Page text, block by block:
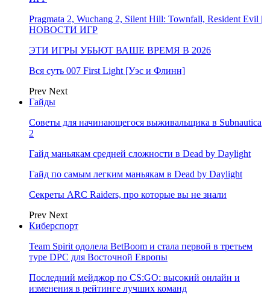
Pragmata 2, Wuchang 2, Silent Hill: Townfall, Resident Evil |
НОВОСТИ ИГР
ЭТИ ИГРЫ УБЬЮТ ВАШЕ ВРЕМЯ В 2026
Вся суть 007 First Light [Уэс и Флинн]
Prev Next
Гайды
Советы для начинающегося выживальщика в Subnautica
2
Гайд маньякам средней сложности в Dead by Daylight
Гайд по самым легким маньякам в Dead by Daylight
Секреты ARC Raiders, про которые вы не знали
Prev Next
Киберспорт
Team Spirit одолела BetBoom и стала первой в третьем
туре DPC для Восточной Европы
Последний мейджор по CS:GO: высокий онлайн и
изменения в рейтинге лучших команд